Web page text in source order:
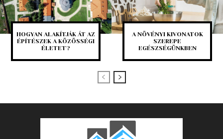
HOGYAN ALAKÍTJÁK ÁT AZ
ÉPÍTÉSZEK A KÖZÖSSÉGI
ÉLETET?
A NÖVÉNYI KIVONATOK
SZEREPE
EGÉSZSÉGÜNKBEN